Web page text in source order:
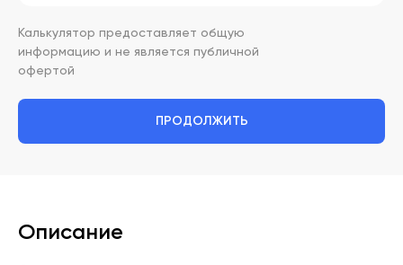
Калькулятор предоставляет общую
информацию и не является публичной
офертой
ПРОДОЛЖИТЬ
Описание